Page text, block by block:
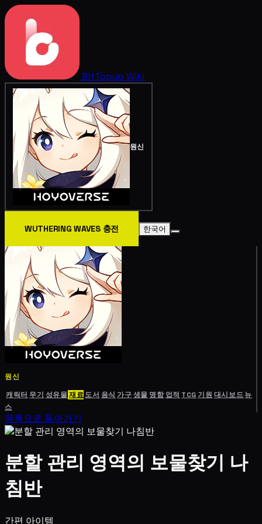
BitTopup Wiki
원신
WUTHERING WAVES 충전 한국어
원신
캐릭터 무기 성유물재료도서 음식 가구생물 명함 업적 TCG기원 대시보드뉴
스
목록으로 돌아가기
분할 관리 영역의 보물찾기 나
침반
간편 아이템